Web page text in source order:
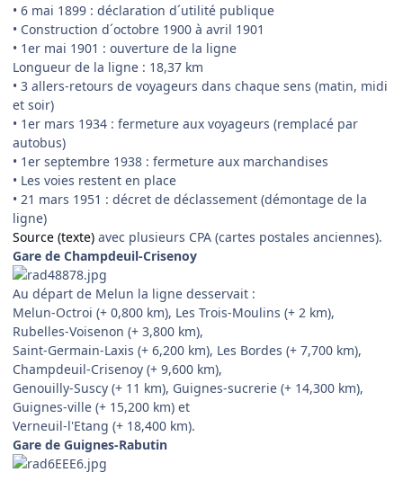
• 6 mai 1899 : déclaration d´utilité publique
• Construction d´octobre 1900 à avril 1901
• 1er mai 1901 : ouverture de la ligne
Longueur de la ligne : 18,37 km
• 3 allers-retours de voyageurs dans chaque sens (matin, midi
et soir)
• 1er mars 1934 : fermeture aux voyageurs (remplacé par
autobus)
• 1er septembre 1938 : fermeture aux marchandises
• Les voies restent en place
• 21 mars 1951 : décret de déclassement (démontage de la
ligne)
Source (texte) avec plusieurs CPA (cartes postales anciennes).
Gare de Champdeuil-Crisenoy
Au départ de Melun la ligne desservait :
Melun-Octroi (+ 0,800 km), Les Trois-Moulins (+ 2 km),
Rubelles-Voisenon (+ 3,800 km),
Saint-Germain-Laxis (+ 6,200 km), Les Bordes (+ 7,700 km),
Champdeuil-Crisenoy (+ 9,600 km),
Genouilly-Suscy (+ 11 km), Guignes-sucrerie (+ 14,300 km),
Guignes-ville (+ 15,200 km) et
Verneuil-l'Etang (+ 18,400 km).
Gare de Guignes-Rabutin